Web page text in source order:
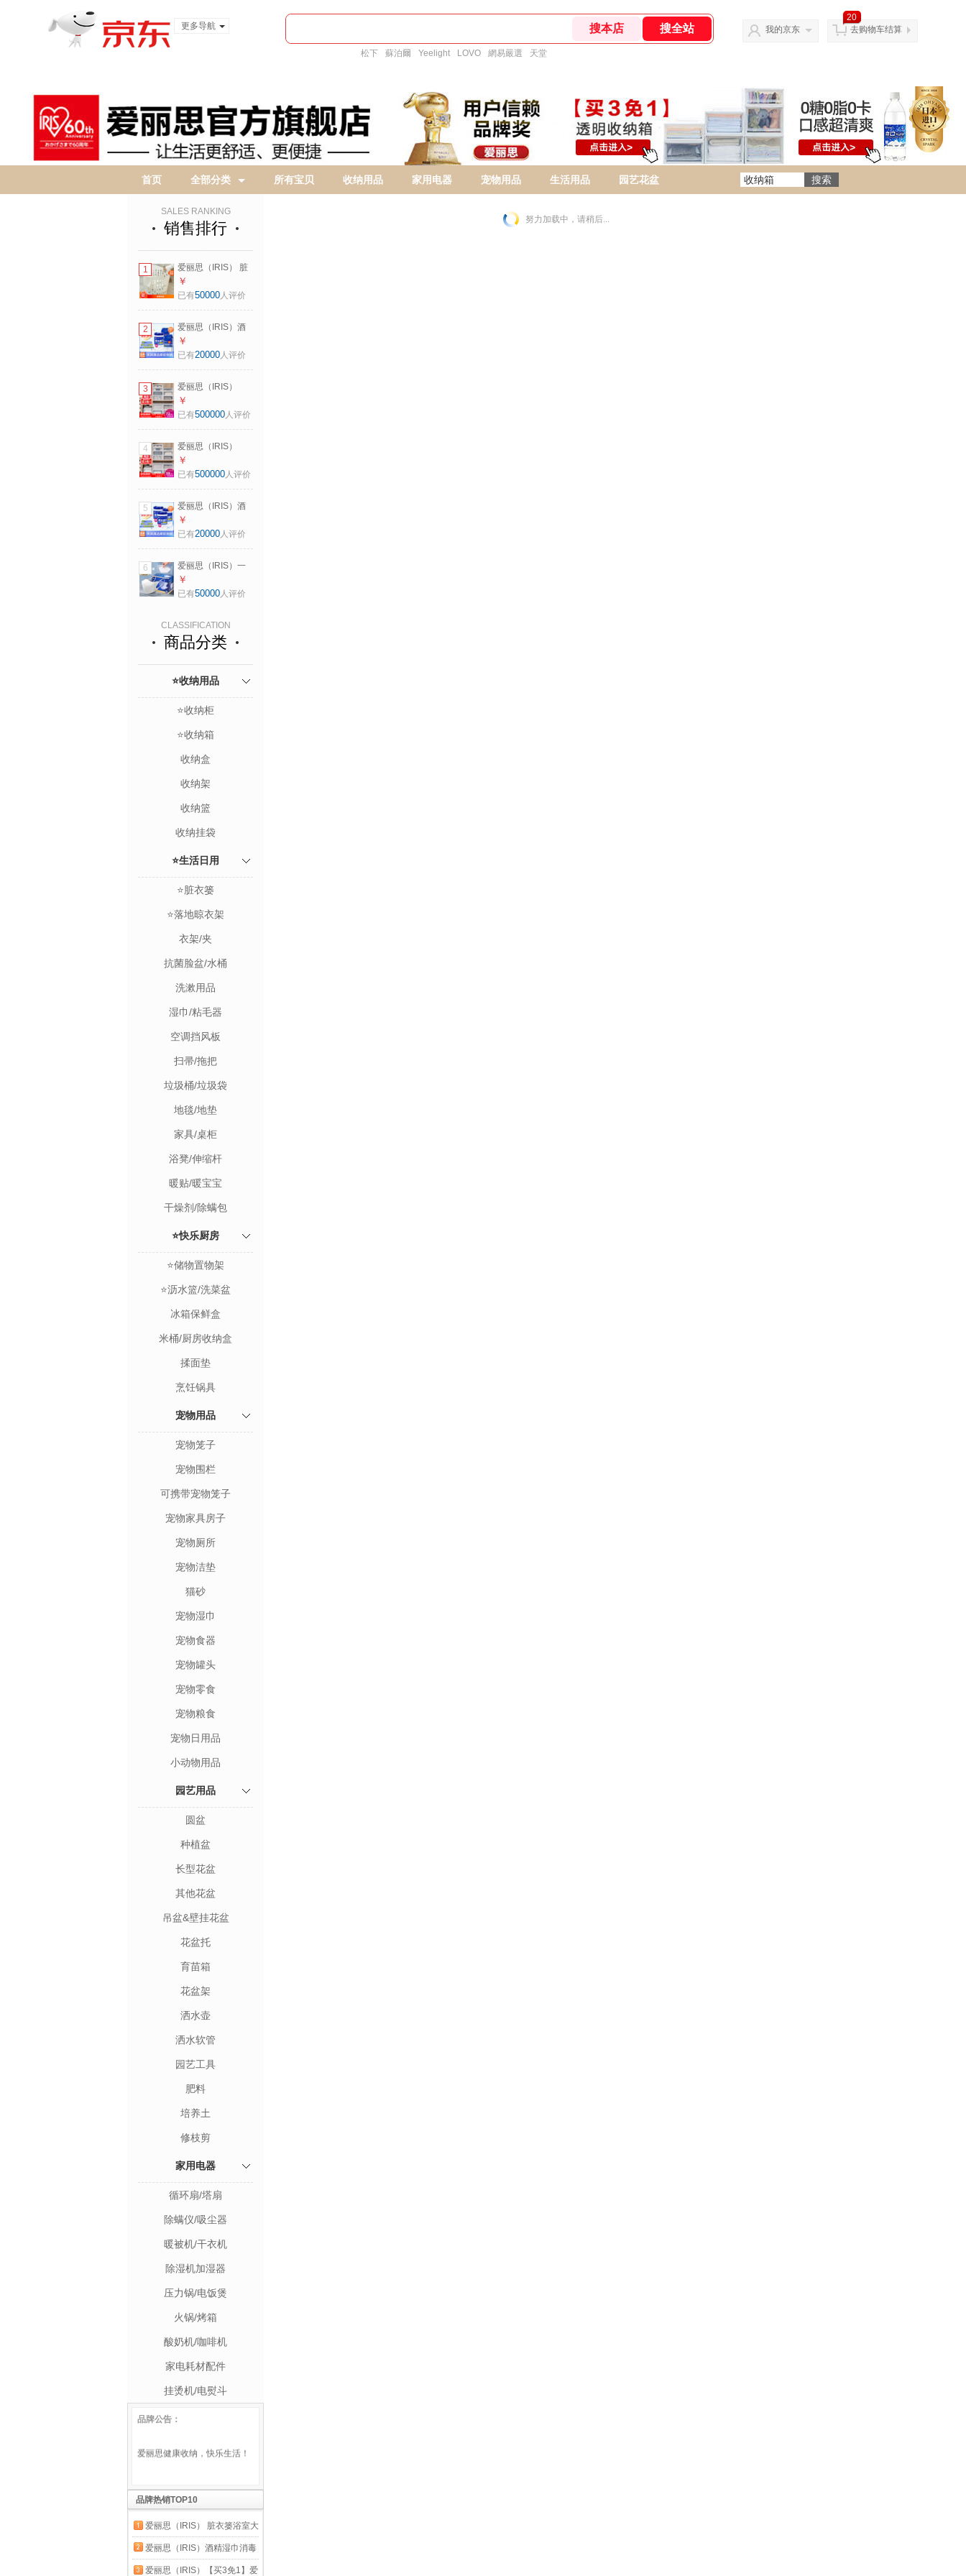
更多导航
松下 蘇泊爾 Yeelight LOVO 網易嚴選 天堂
我的京东
20
去购物车结算
首页 全部分类 所有宝贝 收纳用品 家用电器 宠物用品 生活用品 园艺花盆
SALES RANKING
销售排行
1
爱丽思（IRIS） 脏
衣篓浴室大号脏衣
篓塑料洗衣篮装脏
升 白色【3-4人适
用】
￥
已有50000人评价
2
爱丽思（IRIS）酒
精湿巾消毒杀菌桶
装湿纸巾厨房清洁
值】酒精湿巾300片
￥
已有20000人评价
3
爱丽思（IRIS）
【买3免1】爱丽思
收纳箱整理箱塑料
*59L BC-500D 白
色
￥
已有500000人评价
4
爱丽思（IRIS）
【买3免1】爱丽思
收纳箱整理箱塑料
BC-450D 白色
￥
已有500000人评价
5
爱丽思（IRIS）酒
精湿巾消毒杀菌桶
装湿纸巾厨房清洁
爆款】100片*3桶
￥
已有20000人评价
6
爱丽思（IRIS）一
次性防护口罩秋冬
季防寒防风儿童口
体/白色】50枚
￥
已有50000人评价
CLASSIFICATION
商品分类
⭐收纳用品
⭐收纳柜
⭐收纳箱
收纳盒
收纳架
收纳篮
收纳挂袋
⭐生活日用
⭐脏衣篓
⭐落地晾衣架
衣架/夹
抗菌脸盆/水桶
洗漱用品
湿巾/粘毛器
空调挡风板
扫帚/拖把
垃圾桶/垃圾袋
地毯/地垫
家具/桌柜
浴凳/伸缩杆
暖贴/暖宝宝
干燥剂/除螨包
⭐快乐厨房
⭐储物置物架
⭐沥水篮/洗菜盆
冰箱保鲜盒
米桶/厨房收纳盒
揉面垫
烹饪锅具
宠物用品
宠物笼子
宠物围栏
可携带宠物笼子
宠物家具房子
宠物厕所
宠物洁垫
猫砂
宠物湿巾
宠物食器
宠物罐头
宠物零食
宠物粮食
宠物日用品
小动物用品
园艺用品
圆盆
种植盆
长型花盆
其他花盆
吊盆&壁挂花盆
花盆托
育苗箱
花盆架
洒水壶
洒水软管
园艺工具
肥料
培养土
修枝剪
家用电器
循环扇/塔扇
除螨仪/吸尘器
暖被机/干衣机
除湿机加湿器
压力锅/电饭煲
火锅/烤箱
酸奶机/咖啡机
家电耗材配件
挂烫机/电熨斗
品牌公告：
品牌热销TOP10
爱丽思（IRIS） 脏衣篓浴室大
号脏衣篓塑料洗衣篮装脏衣服
污衣篮子桶收纳筐衣篮
爱丽思（IRIS）酒精湿巾消毒
杀菌桶装湿纸巾厨房清洁马桶
爱丽思（IRIS）【买3免1】爱
努力加载中，请稍后...